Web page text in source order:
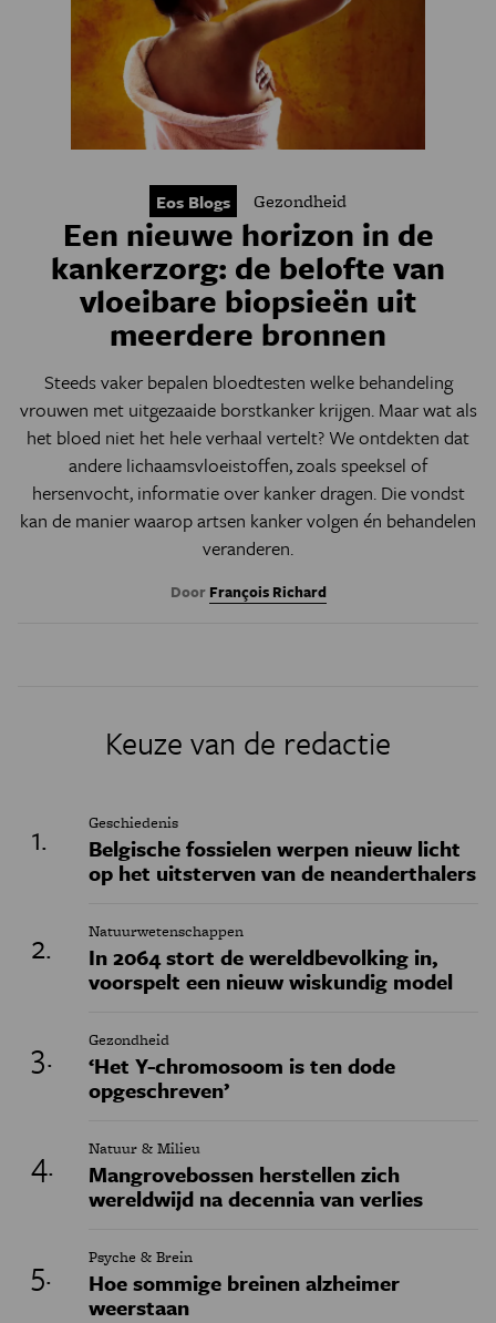
Eos Blogs Gezondheid
Een nieuwe horizon in de
kankerzorg: de belofte van
vloeibare biopsieën uit
meerdere bronnen
Steeds vaker bepalen bloedtesten welke behandeling
vrouwen met uitgezaaide borstkanker krijgen. Maar wat als
het bloed niet het hele verhaal vertelt? We ontdekten dat
andere lichaamsvloeistoffen, zoals speeksel of
hersenvocht, informatie over kanker dragen. Die vondst
kan de manier waarop artsen kanker volgen én behandelen
veranderen.
Door François Richard
Keuze van de redactie
Geschiedenis
Belgische fossielen werpen nieuw licht
op het uitsterven van de neanderthalers
Natuurwetenschappen
In 2064 stort de wereldbevolking in,
voorspelt een nieuw wiskundig model
Gezondheid
‘Het Y-chromosoom is ten dode
opgeschreven’
Natuur & Milieu
Mangrovebossen herstellen zich
wereldwijd na decennia van verlies
Psyche & Brein
Hoe sommige breinen alzheimer
weerstaan